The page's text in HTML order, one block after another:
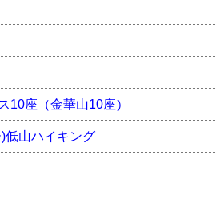
10座（金華山10座）
低山ハイキング